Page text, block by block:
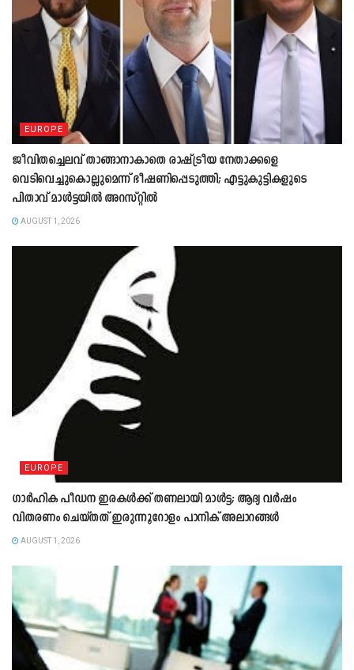
EUROPE
ജീവിതച്ചെലവ് താങ്ങാനാകാതെ രാഷ്ട്രീയ നേതാക്കളെ
വെടിവെച്ചുകൊല്ലുമെന്ന് ഭീഷണിപ്പെടുത്തി; എട്ടുകുട്ടികളുടെ
പിതാവ് മാൾട്ടയിൽ അറസ്റ്റിൽ
AUGUST 1, 2026
EUROPE
ഗാർഹിക പീഡന ഇരകൾക്ക് തണലായി മാൾട്ട; ആദ്യ വർഷം
വിതരണം ചെയ്തത് ഇരുന്നൂറോളം പാനിക് അലാറങ്ങൾ
AUGUST 1, 2026